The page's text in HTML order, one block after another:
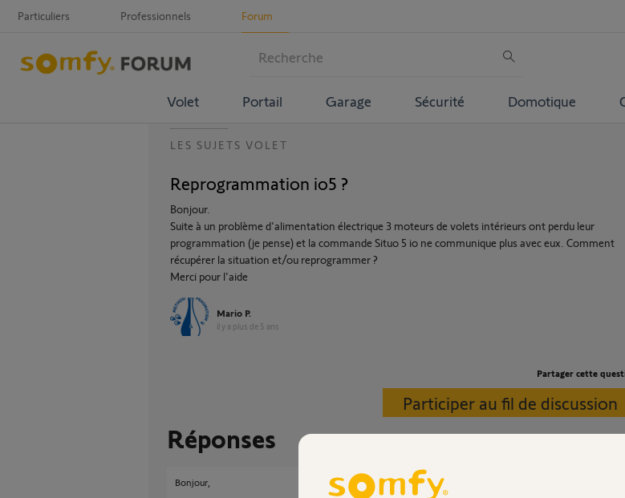
Particuliers Professionnels Forum
Volet Portail Garage Sécurité Domotique
LES SUJETS VOLET
Reprogrammation io5 ?
Bonjour.
Suite à un problème d'alimentation électrique 3 moteurs de volets intérieurs ont perdu leur
programmation (je pense) et la commande Situo 5 io ne communique plus avec eux. Comment
récupérer la situation et/ou reprogrammer ?
Merci pour l'aide
Mario P.
il y a plus de 5 ans
Partager cette
Participer au fil de discussion
Réponses
Bonjour,